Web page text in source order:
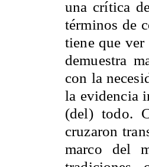
una crítica
términos de
tiene que ver
demuestra
con la
la evidencia
(del) todo.
cruzaron
marco del